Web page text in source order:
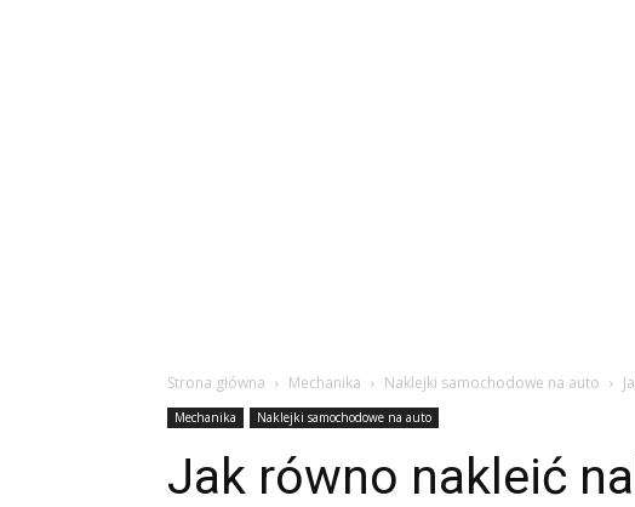
Strona główna Mechanika Naklejki samochodowe na auto
Mechanika Naklejki samochodowe na auto
Jak równo nakleić